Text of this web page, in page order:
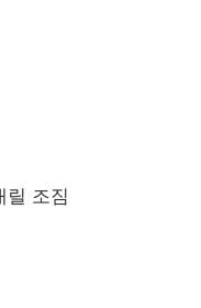
릴 조짐